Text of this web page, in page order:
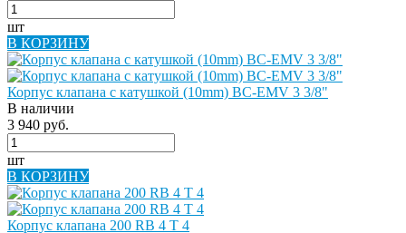
шт
В КОРЗИНУ
Корпус клапана с катушкой (10mm) BC-EMV 3 3/8"
В наличии
3 940 руб.
шт
В КОРЗИНУ
Корпус клапана 200 RB 4 T 4